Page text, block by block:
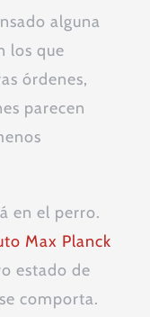
alguna
los que
órdenes,
parecen
en el perro.
Max Planck
estado de
comporta.